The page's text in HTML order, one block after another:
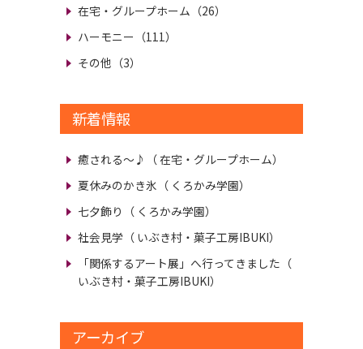
在宅・グループホーム（26）
ハーモニー（111）
その他（3）
新着情報
癒される～♪
（ 在宅・グループホーム）
夏休みのかき氷 （ くろかみ学園）
七夕飾り
（ くろかみ学園）
社会見学 （ いぶき村・菓子工房IBUKI）
「関係するアート展」へ行ってきました （
いぶき村・菓子工房IBUKI）
アーカイブ